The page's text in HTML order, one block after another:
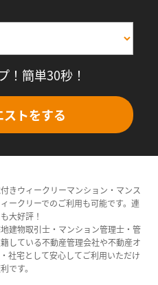
！簡単30秒！
トをする
きウィークリーマンション・マンス
ークリーでのご利用も可能です。連
大好評！
建物取引士・マンション管理士・管
している不動産管理会社や不動産オ
社宅として安心してご利用いただけ
です。